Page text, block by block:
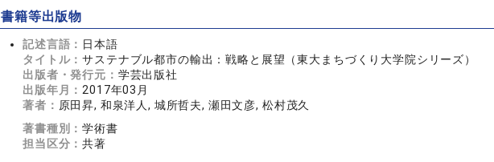
書籍等出版物
記述言語： 日本語
タイトル：サステナブル都市の輸出：戦略と展望（東大まちづくり大学院シリーズ）
出版者・発行元： 学芸出版社
出版年月： 2017年03月
著者： 原田昇, 和泉洋人, 城所哲夫, 瀬田文彦, 松村茂久
著書種別：学術書
担当区分：共著